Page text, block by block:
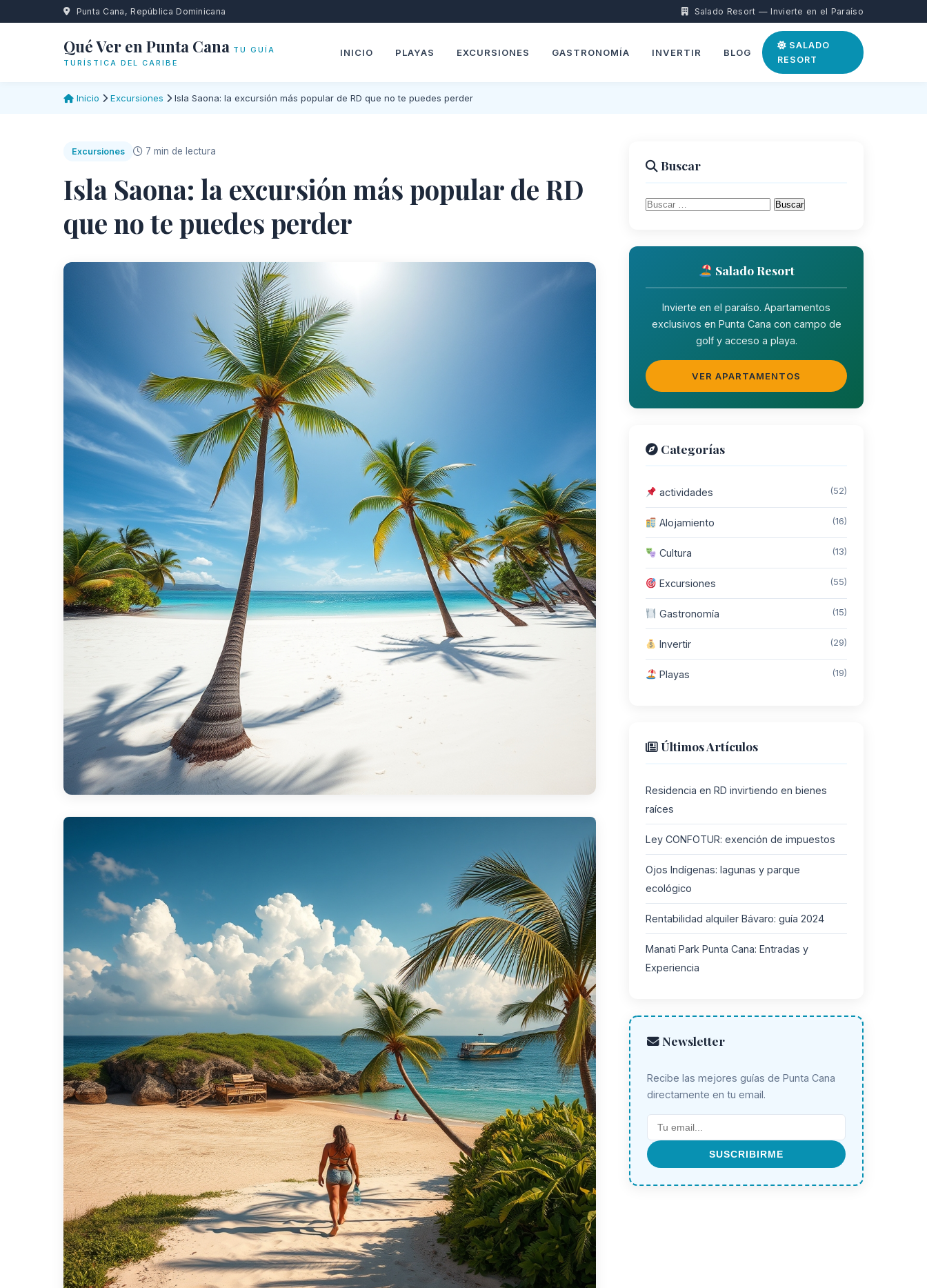
Punta Cana, República Dominicana Salado Resort — Invierte en el Paraíso
Qué Ver en Punta Cana TU GUÍA
TURÍSTICA DEL CARIBE
INICIO PLAYAS EXCURSIONES GASTRONOMÍA INVERTIR BLOG
SALADO
RESORT
Inicio Excursiones Isla Saona: la excursión más popular de RD que no te puedes perder
Excursiones 7 min de lectura
Isla Saona: la excursión más popular de RD
que no te puedes perder
Buscar
Buscar:
Salado Resort
Invierte en el paraíso. Apartamentos
exclusivos en Punta Cana con campo de
golf y acceso a playa.
VER APARTAMENTOS
Categorías
actividades (52)
Alojamiento (16)
Cultura (13)
Excursiones (55)
Gastronomía (15)
Invertir (29)
Playas (19)
Últimos Artículos
Residencia en RD invirtiendo en bienes
raíces
Ley CONFOTUR: exención de impuestos
Ojos Indígenas: lagunas y parque
ecológico
Rentabilidad alquiler Bávaro: guía 2024
Manati Park Punta Cana: Entradas y
Experiencia
Newsletter
Recibe las mejores guías de Punta Cana
directamente en tu email.
SUSCRIBIRME